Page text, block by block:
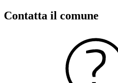
Contatta il comune